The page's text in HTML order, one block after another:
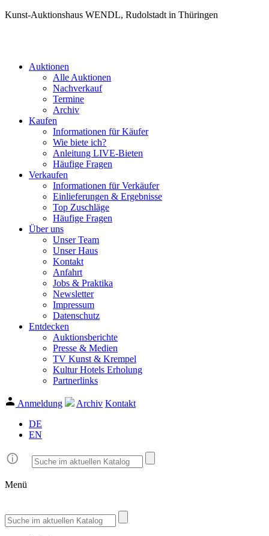
Kunst-Auktionshaus WENDL, Rudolstadt in Thüringen
Auktionen
Alle Auktionen
Nachverkauf
Termine
Archiv
Kaufen
Informationen für Käufer
Wie biete ich?
Anleitung LIVE-Bieten
Häufige Fragen
Verkaufen
Informationen für Verkäufer
Einlieferungen & Ergebnisse
Top Zuschläge
Häufige Fragen
Über uns
Unser Team
Unser Haus
Kontakt
Anfahrt
Jobs & Praktika
Newsletter
Impressum
Datenschutz
Entdecken
Auktionsberichte
Presse & Medien
TV Kunst & Krempel
Kultur Hotels Erholung
Partnerlinks
Anmeldung Archiv Kontakt
DE
EN
Menü